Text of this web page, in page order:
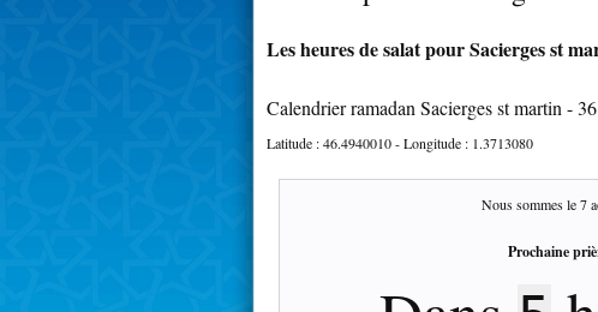
Les heures de salat pour Sacierges st
Calendrier ramadan Sacierges st martin -
Latitude :46.4940010- Longitude : 1.3713080
Nous sommes le7
Prochaine